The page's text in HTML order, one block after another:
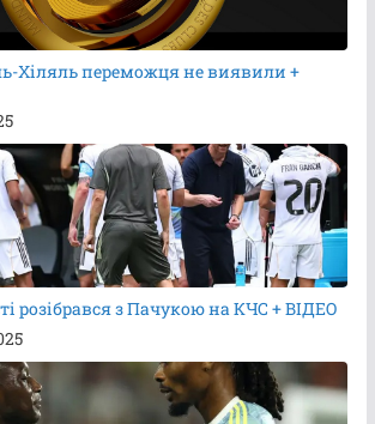
Хіляль переможця не виявили +
розібрався з Пачукою на КЧС + ВІДЕО